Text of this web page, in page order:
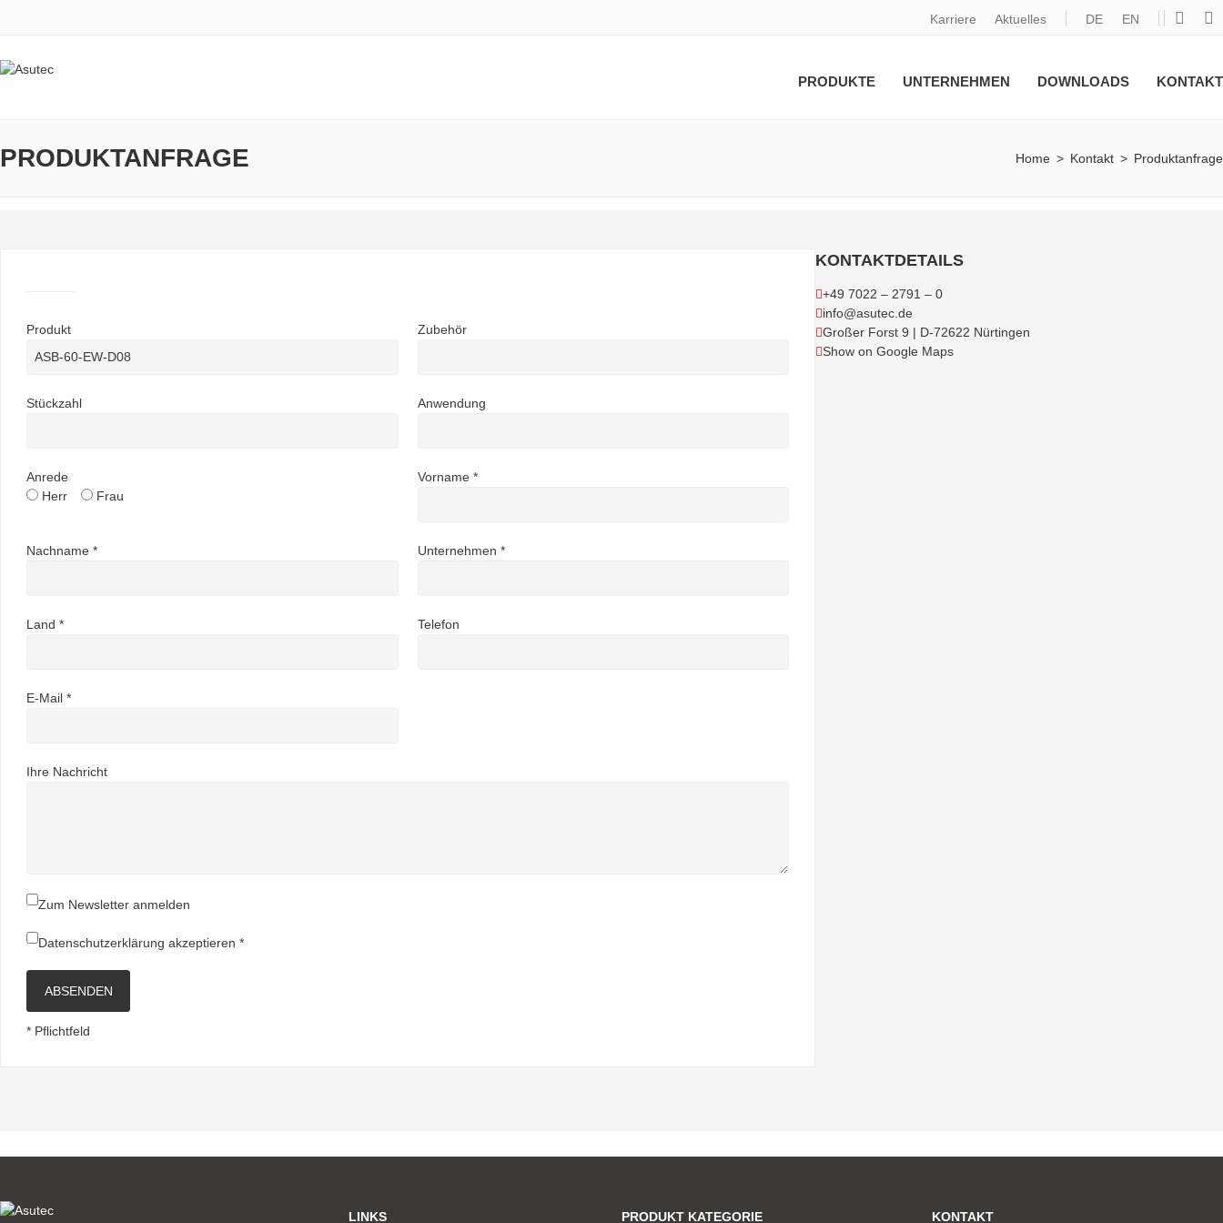
Karriere Aktuelles DE EN
PRODUKTE UNTERNEHMEN DOWNLOADS KONTAKT
PRODUKTANFRAGE Home > Kontakt > Produktanfrage
Produkt Zubehör
Stückzahl Anwendung
Anrede
Herr
Frau
Vorname *
Nachname * Unternehmen *
Land * Telefon
E-Mail *
Ihre Nachricht
Zum Newsletter anmelden
Datenschutzerklärung akzeptieren *
ABSENDEN
* Pflichtfeld
KONTAKTDETAILS
+49 7022 – 2791 – 0
info@asutec.de
Großer Forst 9 | D-72622 Nürtingen
Show on Google Maps
LINKS PRODUKT KATEGORIE KONTAKT